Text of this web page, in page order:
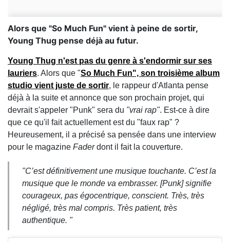
Alors que "So Much Fun" vient à peine de sortir,
Young Thug pense déjà au futur.
Young Thug n'est pas du genre à s'endormir sur ses
lauriers. Alors que "So Much Fun", son troisième album
studio vient juste de sortir, le rappeur d'Atlanta pense
déjà à la suite et annonce que son prochain projet, qui
devrait s'appeler "Punk" sera du "vrai rap". Est-ce à dire
que ce qu'il fait actuellement est du "faux rap" ?
Heureusement, il a précisé sa pensée dans une interview
pour le magazine Faderdont il fait la couverture.
"C’est définitivement une musique touchante. C’est la
musique que le monde va embrasser. [Punk] signifie
courageux, pas égocentrique, conscient. Très, très
négligé, très mal compris. Très patient, très
authentique. "